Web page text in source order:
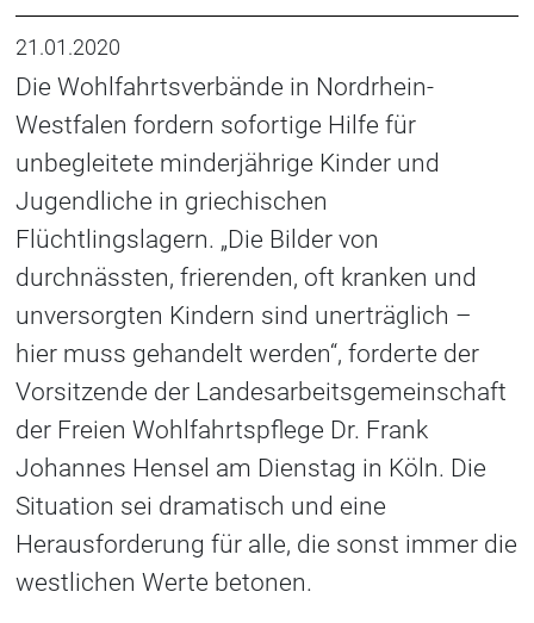
21.01.2020
Die Wohlfahrtsverbände in Nordrhein-
Westfalen fordern sofortige Hilfe für
unbegleitete minderjährige Kinder und
Jugendliche in griechischen
Flüchtlingslagern. „Die Bilder von
durchnässten, frierenden, oft kranken und
unversorgten Kindern sind unerträglich –
hier muss gehandelt werden“, forderte der
Vorsitzende der Landesarbeitsgemeinschaft
der Freien Wohlfahrtspflege Dr. Frank
Johannes Hensel am Dienstag in Köln. Die
Situation sei dramatisch und eine
Herausforderung für alle, die sonst immer die
westlichen Werte betonen.